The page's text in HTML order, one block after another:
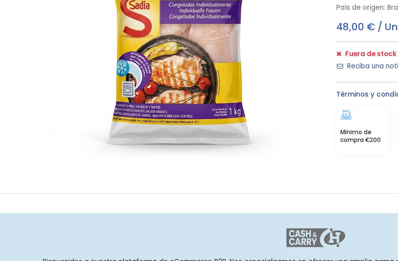
País de origen:
48,00 € /
Fuera de stock
Reciba una
Términos y
Mínimo de
compra €200